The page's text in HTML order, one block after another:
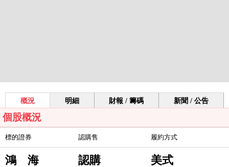
概況 明細 財報 / 籌碼 新聞 / 公告
個股概況
標的證券 認購售 履約方式
鴻 海 認購 美式